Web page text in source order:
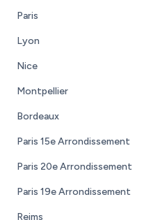
Paris
Lyon
Nice
Montpellier
Bordeaux
Paris 15e Arrondissement
Paris 20e Arrondissement
Paris 19e Arrondissement
Reims